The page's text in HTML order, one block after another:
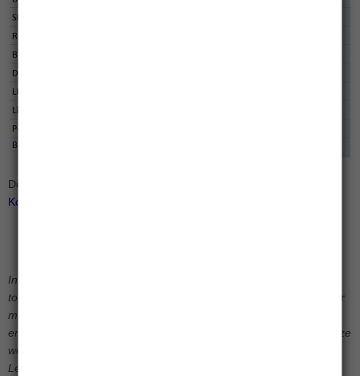
De actuele toe- en uittredingskosten vindt u op de pagina
Koersinformatie
In het verleden behaalde resultaten bieden geen garantie voor de
toekomst. Voor dit beleggingsfonds is een prospectus beschikbaar
met daarin meer informatie over het beleggingsbeleid, de kosten
en de risico’s. Het prospectus is te lezen en te downloaden op deze
website.
Lees het